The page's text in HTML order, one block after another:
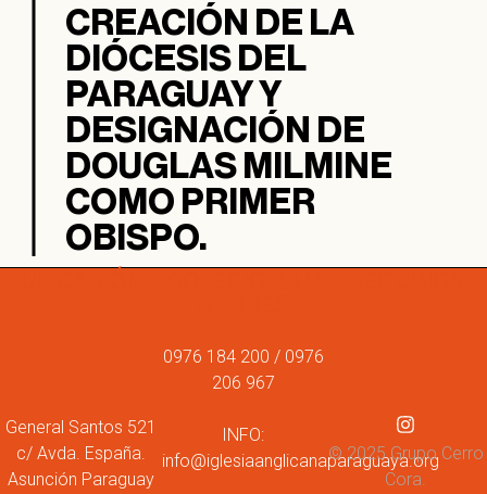
CREACIÓN DE LA
DIÓCESIS DEL
PARAGUAY Y
DESIGNACIÓN DE
DOUGLAS MILMINE
COMO PRIMER
OBISPO.
General Santos 521
c/ Avda. España.
Asunción Paraguay
0976 184 200 / 0976
206 967
INFO:
info@iglesiaanglicanaparaguaya.org
© 2025 Grupo Cerro
Cora.